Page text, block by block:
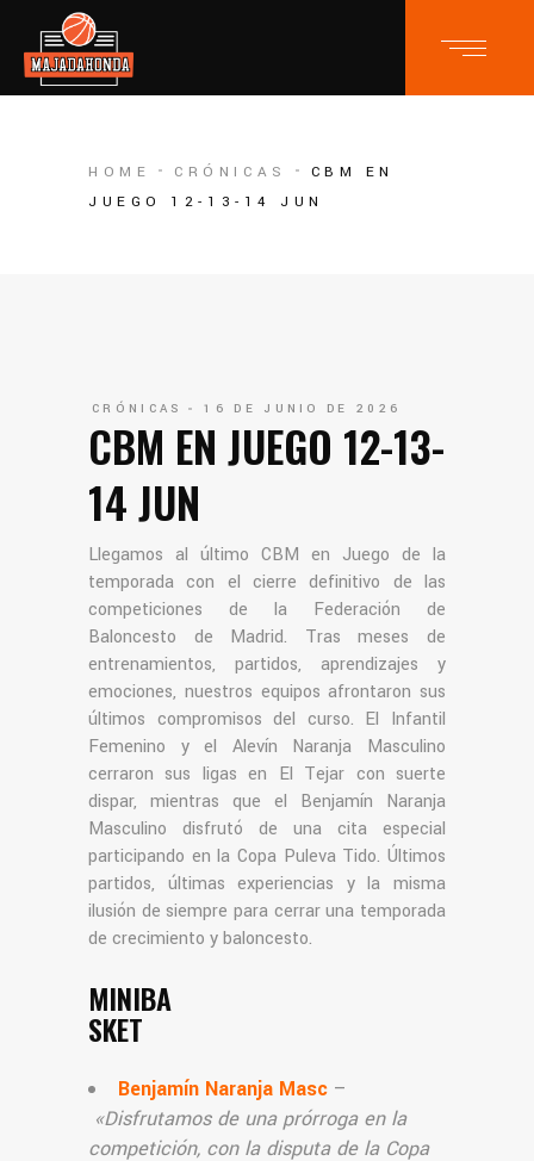
HOME CRÓNICAS
CBM EN
JUEGO 12-13-14 JUN
CRÓNICAS 16 DE JUNIO DE 2026
CBM EN JUEGO 12-13-
14 JUN
Llegamos al último CBM en Juego de la
temporada con el cierre definitivo de las
competiciones de la Federación de
Baloncesto de Madrid. Tras meses de
entrenamientos, partidos, aprendizajes y
emociones, nuestros equipos afrontaron sus
últimos compromisos del curso. El Infantil
Femenino y el Alevín Naranja Masculino
cerraron sus ligas en El Tejar con suerte
dispar, mientras que el Benjamín Naranja
Masculino disfrutó de una cita especial
participando en la Copa Puleva Tido. Últimos
partidos, últimas experiencias y la misma
ilusión de siempre para cerrar una temporada
de crecimiento y baloncesto.
MINIBA
SKET
Benjamín Naranja Masc –
«Disfrutamos de una prórroga en la
competición, con la disputa de la Copa